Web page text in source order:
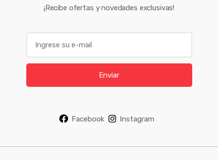
¡Recibe ofertas y novedades exclusivas!
l
Enviar
Facebook Instagram